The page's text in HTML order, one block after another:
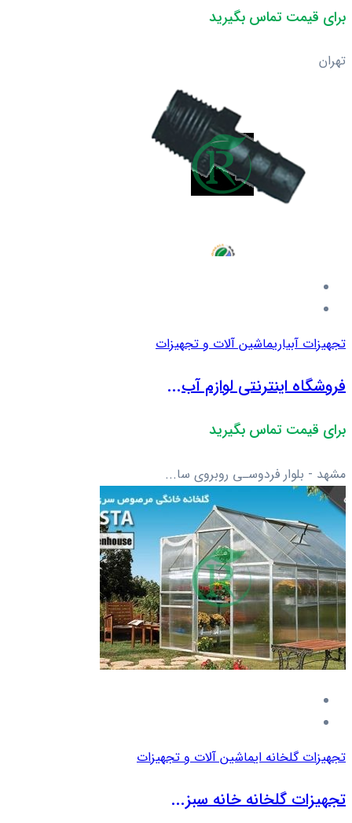
برای قیمت تماس بگیرید
تهران
تجهیزات آبیاریماشین آلات و تجهیزات
فروشگاه اینترنتی لوازم آب...
برای قیمت تماس بگیرید
مشهد - بلوار فردوسـی روبروی سا...
تجهیزات گلخانه ایماشین آلات و تجهیزات
تجهیزات گلخانه خانه سبز...